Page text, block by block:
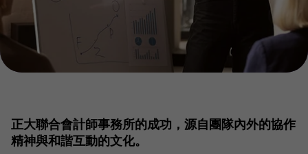
正大聯合會計師事務所的成功，源自團隊內外的協作
精神與和諧互動的文化。